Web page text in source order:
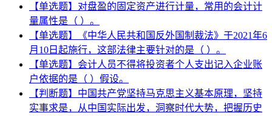
【单选题】对盘盈的固定资产进行计量，常用的会计计
量属性是（ ）。
【单选题】《中华人民共和国反外国制裁法》于2021年6
月10日起施行，这部法律主要针对的是（ ）。
【单选题】会计人员不得将投资者个人支出记入企业账
户依据的是（ ）假设。
【判断题】中国共产党坚持马克思主义基本原理，坚持
实事求是，从中国实际出发，洞察时代大势，把握历史